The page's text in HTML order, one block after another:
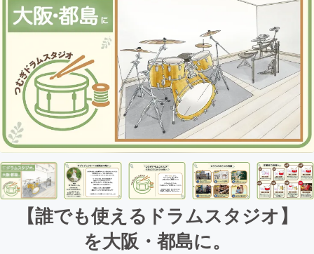
【誰でも使えるドラムスタジオ】
を大阪・都島に。